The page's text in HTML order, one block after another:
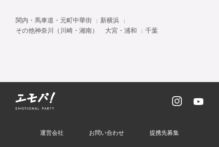
関内・馬車道・元町中華街
新横浜
その他神奈川（川崎・湘南）
大宮・浦和 千葉
運営会社 お問い合わせ 提携先募集